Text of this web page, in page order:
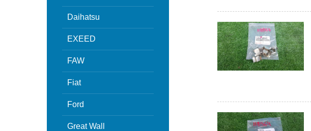
Daihatsu
EXEED
FAW
Fiat
Ford
Great Wall